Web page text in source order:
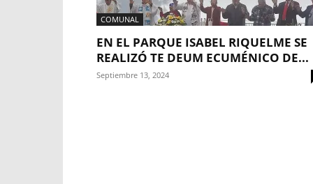
COMUNAL
EN EL PARQUE ISABEL RIQUELME SE
REALIZÓ TE DEUM ECUMÉNICO DE...
Septiembre 13, 2024